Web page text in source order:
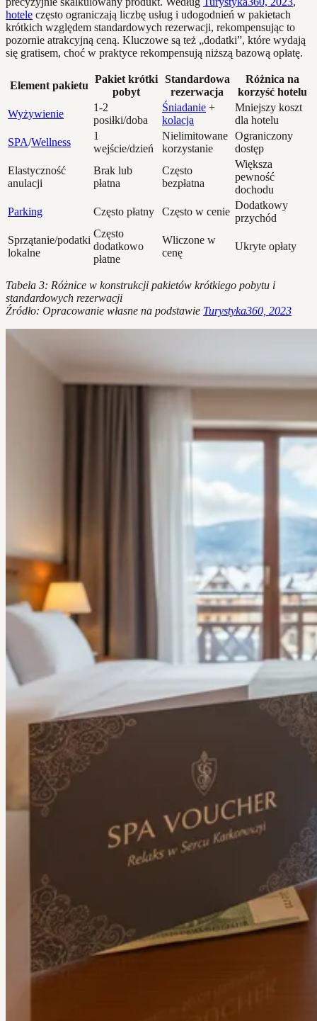
hotele często ograniczają liczbę usług i udogodnień w pakietach
krótkich względem standardowych rezerwacji, rekompensując to
pozornie atrakcyjną ceną. Kluczowe są też „dodatki”, które wydają
się gratisem, choć w praktyce rekompensują niższą bazową opłatę.
Element pakietu
Pakiet krótki
pobyt
Standardowa
rezerwacja
Różnica na
korzyść hotelu
Wyżywienie
1-2
posiłki/doba
Śniadanie +
kolacja
Mniejszy koszt
dla hotelu
SPA/Wellness
1
wejście/dzień
Nielimitowane
korzystanie
Ograniczony
dostęp
Elastyczność
anulacji
Brak lub
płatna
Często
bezpłatna
Większa
pewność
dochodu
Parking
Często płatny Często w cenie
Dodatkowy
przychód
Sprzątanie/podatki
lokalne
Często
dodatkowo
płatne
Wliczone w
cenę
Ukryte opłaty
Tabela 3: Różnice w konstrukcji pakietów krótkiego pobytu i
standardowych rezerwacji
Źródło: Opracowanie własne na podstawie Turystyka360, 2023